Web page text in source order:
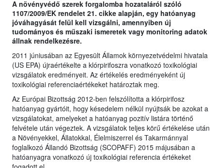
A növényvédő szerek forgalomba hozataláról szóló
1107/2009/EK rendelet 21. cikke alapján, egy hatóanyag
jóváhagyását felül kell vizsgálni, amennyiben új
tudományos és műszaki ismeretek vagy monitoring adatok
állnak rendelkezésre.
2011 júniusában az Egyesült Államok környezetvédelmi hivatala
(US EPA) újraértékelte a klórpirifoszra vonatkozó toxikológiai
vizsgálatok eredményeit. Az értékelés eredményeként új
toxikológiai referenciaértékeket határoztak meg.
Az Európai Bizottság 2012-ben felszólította a klórpirifosz
hatóanyag gyártóit, hogy késedelem nélkül nyújtsák be azokat a
vizsgálatokat, amelyeket a hatóanyag pozitív listára történő
felvétele után végeztek. A vizsgálatok teljes körű értékelése után
a Növényekkel, Állatokkal, Élelmiszerrel és Takarmánnyal
foglalkozó Állandó Bizottság (SCOPAFF) 2015 májusában a
hatóanyagra vonatkozó új toxikológiai referencia értékeket